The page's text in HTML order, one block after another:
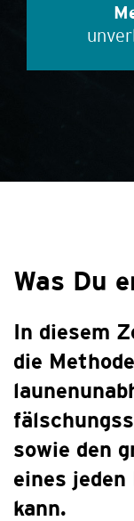
Was Du
In diesem
die
sowie den
eines
kann.